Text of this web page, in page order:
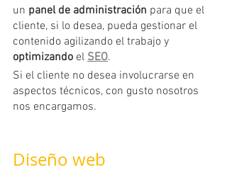
un panel de administración para que el
cliente, si lo desea, pueda gestionar el
contenido agilizando el trabajo y
optimizando el SEO.
Si el cliente no desea involucrarse en
aspectos técnicos, con gusto nosotros
nos encargamos.
Diseño web